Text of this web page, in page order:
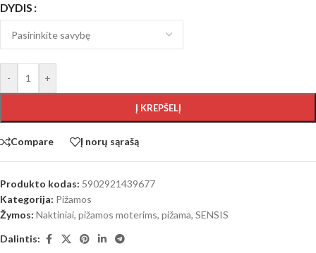
DYDIS
- +
Į KREPŠELĮ
Compare Į norų sąrašą
Produkto kodas: 5902921439677
Kategorija: Pižamos
Žymos: Naktiniai, pižamos moterims, pižama, SENSIS
Dalintis: